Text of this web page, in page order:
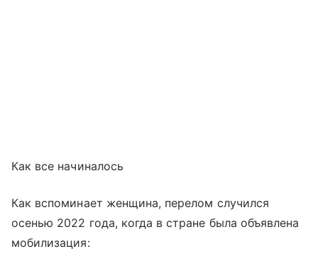
Как все начиналось
Как вспоминает женщина, перелом случился
осенью 2022 года, когда в стране была объявлена
мобилизация: